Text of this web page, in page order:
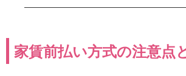
家賃前払い方式の注意点